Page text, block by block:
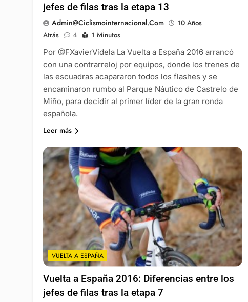
jefes de filas tras la etapa 13
Admin@ciclismointernacional.com
10 Años
Atrás
4
1 Minutos
Por @FXavierVidela La Vuelta a España 2016 arrancó
con una contrarreloj por equipos, donde los trenes de
las escuadras acapararon todos los flashes y se
encaminaron rumbo al Parque Náutico de Castrelo de
Miño, para decidir al primer líder de la gran ronda
española.
Leer más
VUELTA A ESPAÑA
Vuelta a España 2016: Diferencias entre los
jefes de filas tras la etapa 7